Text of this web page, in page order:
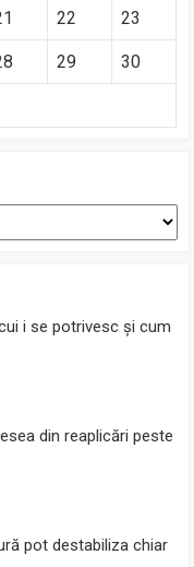
22 23
29 30
i se potrivesc și cum
din reaplicări peste
pot destabiliza chiar